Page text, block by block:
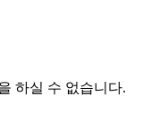
하실 수 없습니다.